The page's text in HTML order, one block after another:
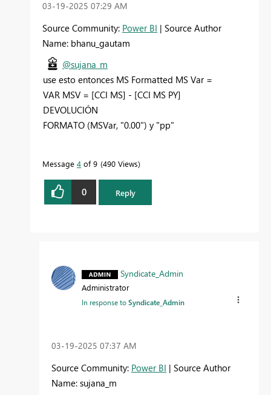
‎03-19-2025 07:29 AM
Source Community: Power BI | Source Author
Name: bhanu_gautam
@sujana_m
use esto entonces MS Formatted MS Var =
VAR MSV = [CCI MS] - [CCI MS PY]
DEVOLUCIÓN
FORMATO (MSVar, "0.00") y "pp"
Message 4 of 9 490 Views
0 Reply
Syndicate_Admin
Administrator
In response toSyndicate_Admin
‎03-19-2025 07:37 AM
Source Community: Power BI | Source Author
Name: sujana_m